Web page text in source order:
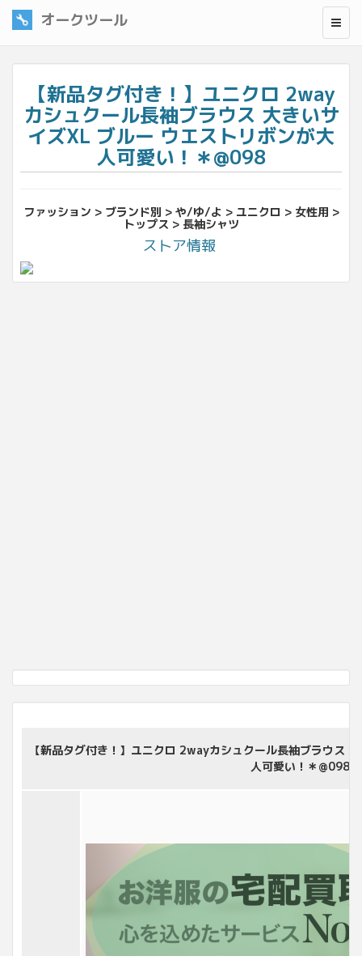
オークツール
【新品タグ付き！】ユニクロ 2way
カシュクール長袖ブラウス 大きいサ
イズXL ブルー ウエストリボンが大
人可愛い！＊@098
ファッション > ブランド別 > や/ゆ/よ > ユニクロ > 女性用 >
トップス > 長袖シャツ
ストア情報
【新品タグ付き！】ユニクロ 2wayカシュクール長袖ブラウス
人可愛い！＊@098